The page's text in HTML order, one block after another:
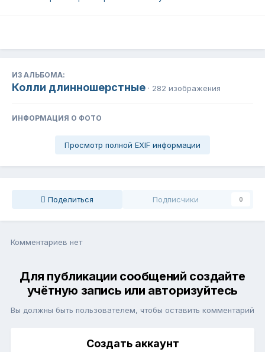
ИЗ АЛЬБОМА:
Колли длинношерстные · 282 изображения
ИНФОРМАЦИЯ О ФОТО
Просмотр полной EXIF информации
Поделиться Подписчики 0
Комментариев нет
Для публикации сообщений создайте
учётную запись или авторизуйтесь
Вы должны быть пользователем, чтобы оставить комментарий
Создать аккаунт